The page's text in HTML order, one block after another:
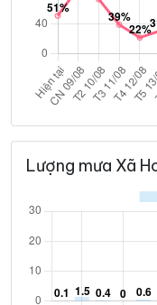
Lượng mưa Xã